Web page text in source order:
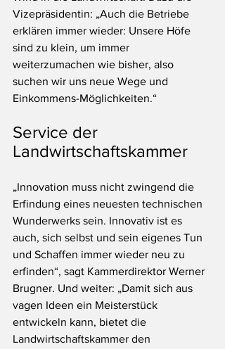
Vizepräsidentin: „Auch die Betriebe
erklären immer wieder: Unsere Höfe
sind zu klein, um immer
weiterzumachen wie bisher, also
suchen wir uns neue Wege und
Einkommens-Möglichkeiten.“
Service der
Landwirtschaftskammer
„Innovation muss nicht zwingend die
Erfindung eines neuesten technischen
Wunderwerks sein. Innovativ ist es
auch, sich selbst und sein eigenes Tun
und Schaffen immer wieder neu zu
erfinden“, sagt Kammerdirektor Werner
Brugner. Und weiter: „Damit sich aus
vagen Ideen ein Meisterstück
entwickeln kann, bietet die
Landwirtschaftskammer den